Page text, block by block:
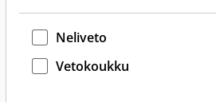
Neliveto
Vetokoukku